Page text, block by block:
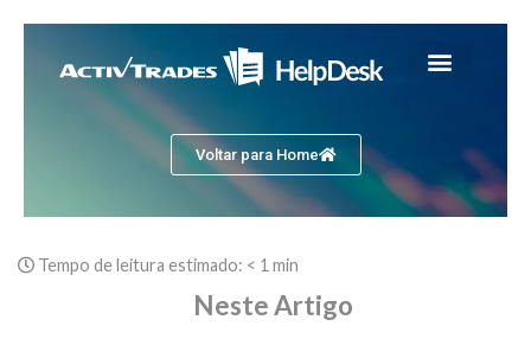
Voltar para Home
Tempo de leitura estimado: < 1 min
Neste Artigo